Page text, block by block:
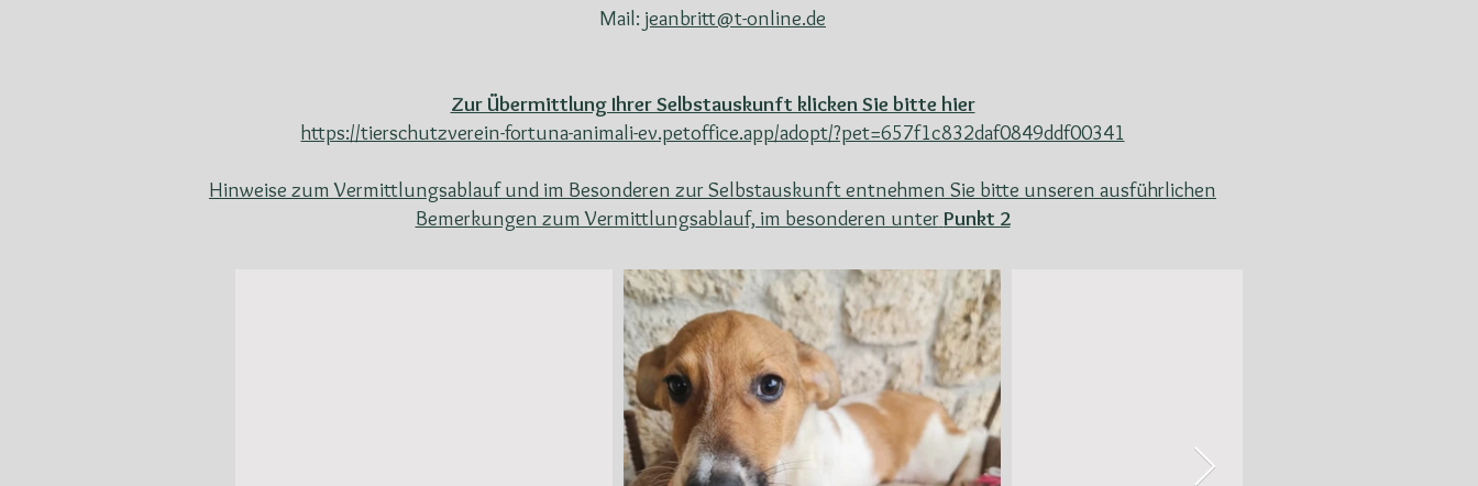
Mail: jeanbritt@t-online.de
Zur Übermittlung Ihrer Selbstauskunft klicken Sie bitte hier
https://tierschutzverein-fortuna-animali-ev.petoffice.app/adopt/?pet=657f1c832daf0849ddf00341
Hinweise zum Vermittlungsablauf und im Besonderen zur Selbstauskunft entnehmen Sie bitte unseren ausführlichen
Bemerkungen zum Vermittlungsablauf, im besonderen unterPunkt 2